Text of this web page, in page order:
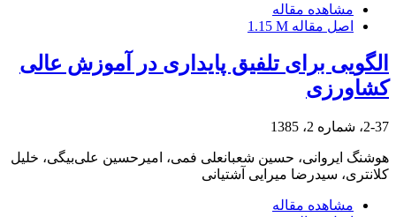
مشاهده مقاله
اصل مقاله 1.15 M
الگویی برای تلفیق پایداری در آموزش عالی
کشاورزی
2-37، شماره 2، 1385
هوشنگ ایروانی، حسین شعبانعلی فمی، امیرحسین علی‌بیگی، خلیل
کلانتری، سیدرضا میرایی آشتیانی
مشاهده مقاله